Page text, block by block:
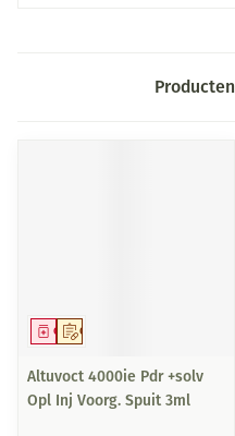
Producten
Op voorschrift
Geneesmiddel
Altuvoct 4000ie Pdr +solv
Opl Inj Voorg. Spuit 3ml